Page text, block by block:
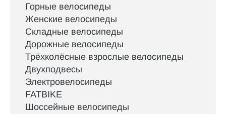
Горные велосипеды
Женские велосипеды
Складные велосипеды
Дорожные велосипеды
Трёхколёсные взрослые велосипеды
Двухподвесы
Электровелосипеды
FATBIKE
Шоссейные велосипеды